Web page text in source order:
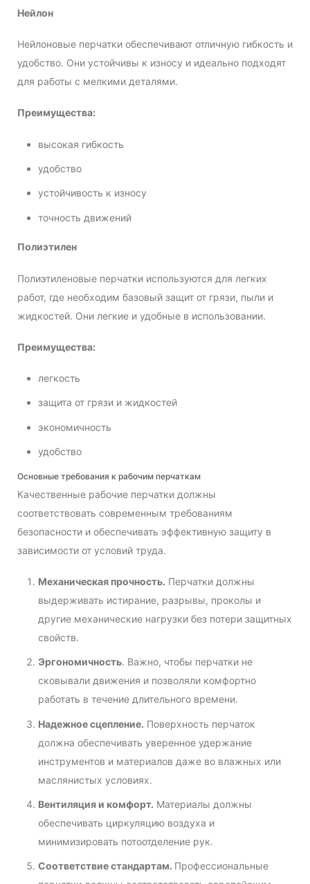
Нейлон
Нейлоновые перчатки обеспечивают отличную гибкость и
удобство. Они устойчивы к износу и идеально подходят
для работы с мелкими деталями.
Преимущества:
высокая гибкость
удобство
устойчивость к износу
точность движений
Полиэтилен
Полиэтиленовые перчатки используются для легких
работ, где необходим базовый защит от грязи, пыли и
жидкостей. Они легкие и удобные в использовании.
Преимущества:
легкость
защита от грязи и жидкостей
экономичность
удобство
Основные требования к рабочим перчаткам
Качественные рабочие перчатки должны
соответствовать современным требованиям
безопасности и обеспечивать эффективную защиту в
зависимости от условий труда.
Механическая прочность. Перчатки должны
выдерживать истирание, разрывы, проколы и
другие механические нагрузки без потери защитных
свойств.
Эргономичность. Важно, чтобы перчатки не
сковывали движения и позволяли комфортно
работать в течение длительного времени.
Надежное сцепление. Поверхность перчаток
должна обеспечивать уверенное удержание
инструментов и материалов даже во влажных или
маслянистых условиях.
Вентиляция и комфорт. Материалы должны
обеспечивать циркуляцию воздуха и
минимизировать потоотделение рук.
Соответствие стандартам. Профессиональные